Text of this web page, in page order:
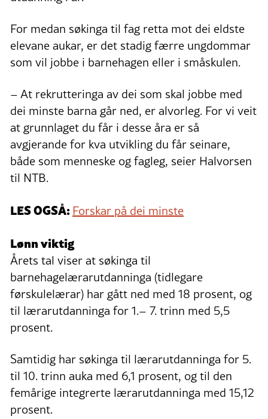
For medan søkinga til fag retta mot dei eldste
elevane aukar, er det stadig færre ungdommar
som vil jobbe i barnehagen eller i småskulen.
– At rekrutteringa av dei som skal jobbe med
dei minste barna går ned, er alvorleg. For vi veit
at grunnlaget du får i desse åra er så
avgjerande for kva utvikling du får seinare,
både som menneske og fagleg, seier Halvorsen
til NTB.
LES OGSÅ: Forskar på dei minste
Lønn viktig
Årets tal viser at søkinga til
barnehagelærarutdanninga (tidlegare
førskulelærar) har gått ned med 18 prosent, og
til lærarutdanninga for 1.– 7. trinn med 5,5
prosent.
Samtidig har søkinga til lærarutdanninga for 5.
til 10. trinn auka med 6,1 prosent, og til den
femårige integrerte lærarutdanninga med 15,12
prosent.